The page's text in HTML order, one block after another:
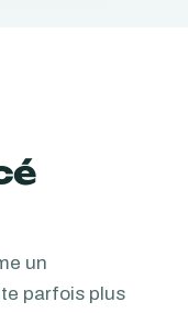
un
parfois plus